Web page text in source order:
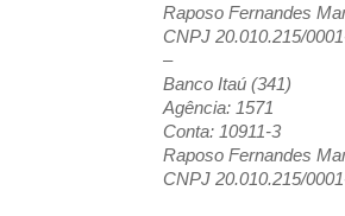
Raposo Fernandes
CNPJ 20.010.215/
–
Banco Itaú (341)
Agência: 1571
Conta: 10911-3
Raposo Fernandes
CNPJ 20.010.215/